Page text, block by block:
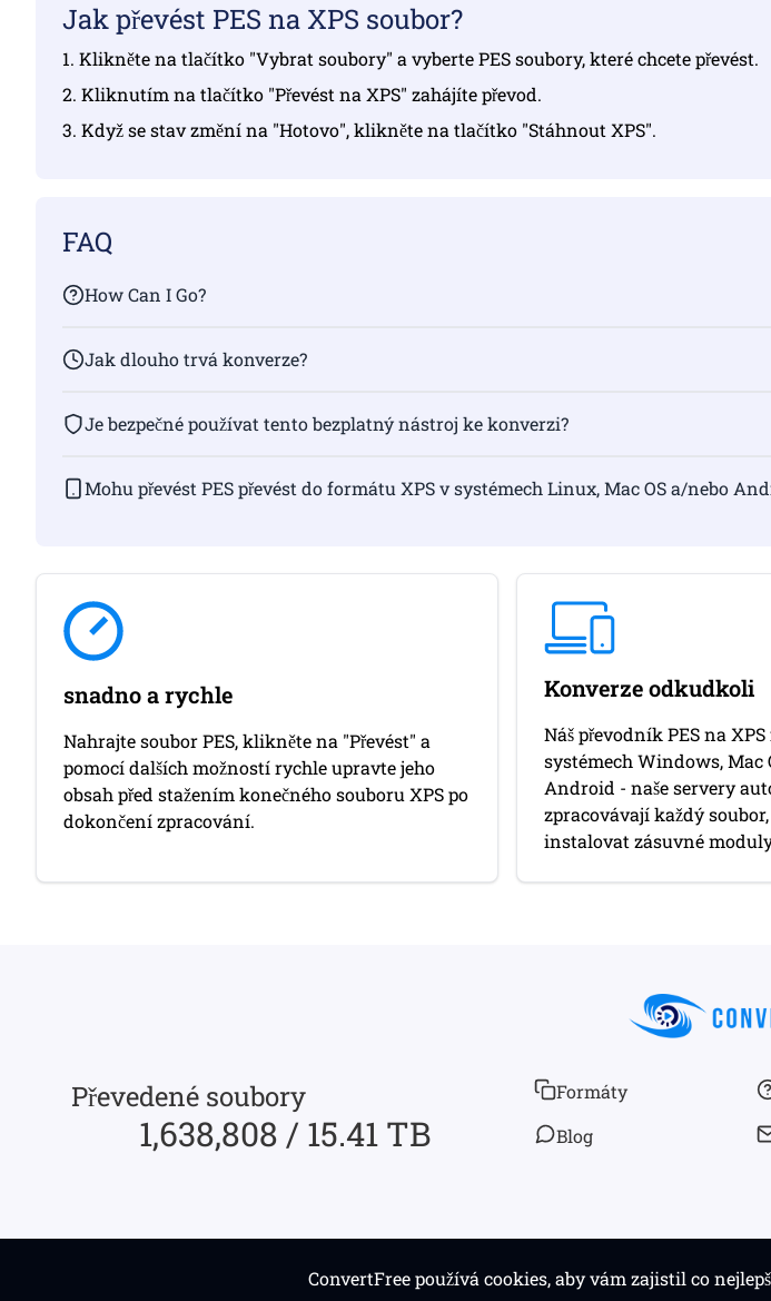
Jak převést PES na XPS soubor?
1. Klikněte na tlačítko "Vybrat soubory" a vyberte PES soubory, které chcete převést.
2. Kliknutím na tlačítko "Převést na XPS" zahájíte převod.
3. Když se stav změní na "Hotovo", klikněte na tlačítko "Stáhnout XPS".
FAQ
How Can I Go?
Jak dlouho trvá konverze?
Je bezpečné používat tento bezplatný nástroj ke konverzi?
Mohu převést PES převést do formátu XPS v systémech Linux, Mac OS a/nebo
snadno a rychle
Nahrajte soubor PES, klikněte na "Převést" a
pomocí dalších možností rychle upravte jeho
obsah před stažením konečného souboru XPS po
dokončení zpracování.
Konverze odkudkoli
Náš převodník PES na
systémech Windows, Mac
Android - naše servery
zpracovávají každý
instalovat zásuvné
ConvertFree používá cookies, aby vám zajistil co
Převedené soubory
1,638,808 / 15.41 TB
Formáty
Blog
© 2026 convertfree.com